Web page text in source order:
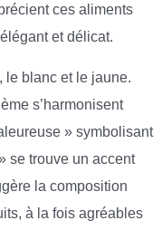
ces aliments
et délicat.
le blanc et le jaune.
s’harmonisent
» symbolisant
se trouve un accent
la composition
à la fois agréables